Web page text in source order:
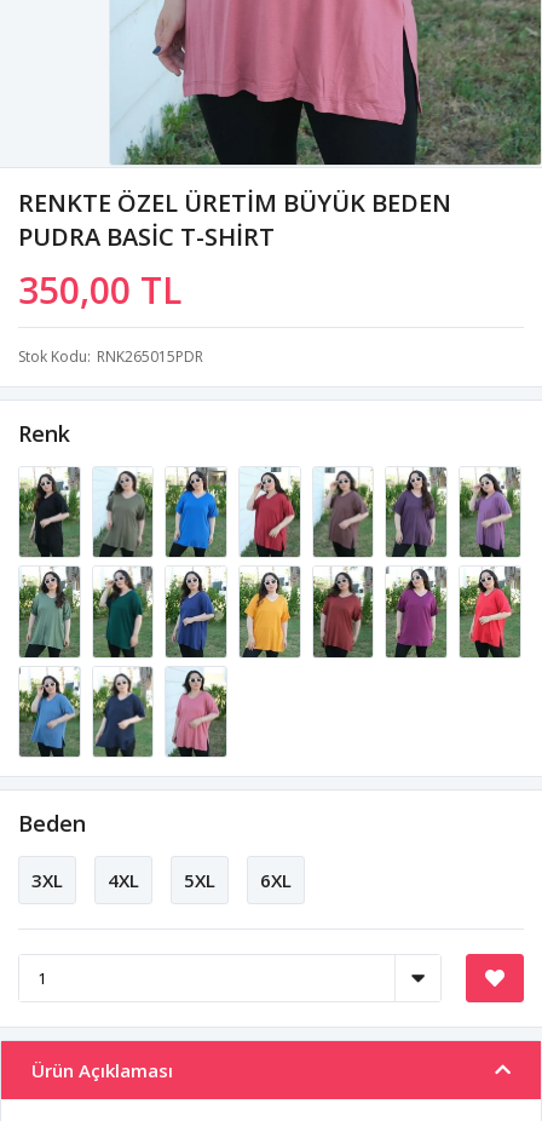
RENKTE ÖZEL ÜRETİM BÜYÜK BEDEN
PUDRA BASİC T-SHİRT
350,00 TL
Stok Kodu RNK265015PDR
Renk
Beden
3XL 4XL 5XL 6XL
Ürün Açıklaması